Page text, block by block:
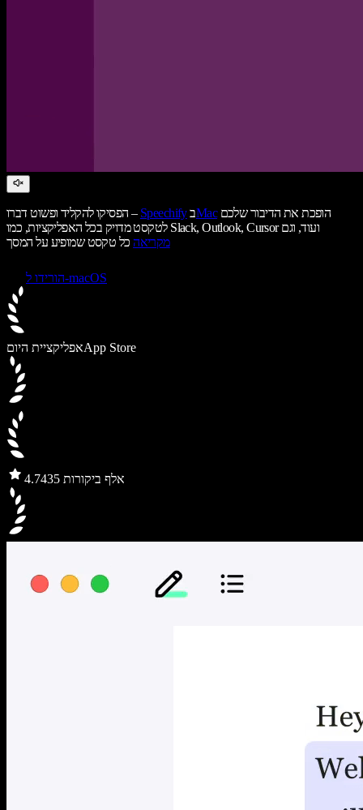
הפסיקו להקליד ופשוט דברו – Speechify בMacהופכת את הדיבור שלכם
לטקסט מדויק בכל האפליקציות, כמו Slack, Outlook, Cursor ועוד, וגם
מקריאהכל טקסט שמופיע על המסך
הורידו ל-macOS
אפליקציית היוםApp Store
4.7 435 אלף ביקורות